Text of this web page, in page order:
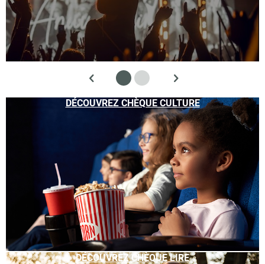
DÉCOUVREZ CHÈQUE CULTURE
DÉCOUVREZ CHÈQUE LIRE